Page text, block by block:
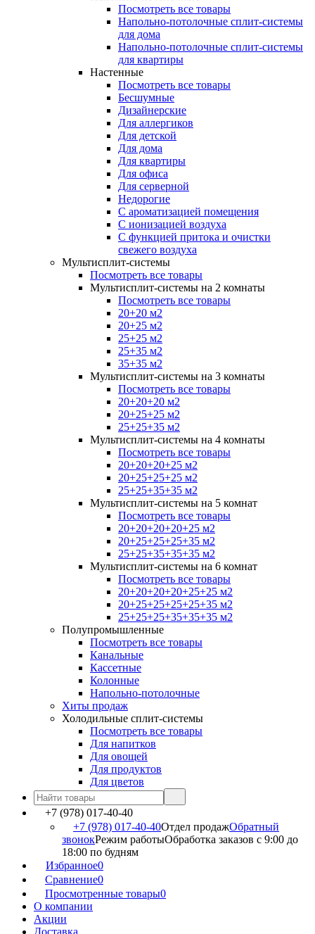
Посмотреть все товары
Напольно-потолочные сплит-системы
для дома
Напольно-потолочные сплит-системы
для квартиры
Настенные
Посмотреть все товары
Бесшумные
Дизайнерские
Для аллергиков
Для детской
Для дома
Для квартиры
Для офиса
Для серверной
Недорогие
С ароматизацией помещения
С ионизацией воздуха
С функцией притока и очистки
свежего воздуха
Мультисплит-системы
Посмотреть все товары
Мультисплит-системы на 2 комнаты
Посмотреть все товары
20+20 м2
20+25 м2
25+25 м2
25+35 м2
35+35 м2
Мультисплит-системы на 3 комнаты
Посмотреть все товары
20+20+20 м2
20+25+25 м2
25+25+35 м2
Мультисплит-системы на 4 комнаты
Посмотреть все товары
20+20+20+25 м2
20+25+25+25 м2
25+25+35+35 м2
Мультисплит-системы на 5 комнат
Посмотреть все товары
20+20+20+20+25 м2
20+25+25+25+35 м2
25+25+35+35+35 м2
Мультисплит-системы на 6 комнат
Посмотреть все товары
20+20+20+20+25+25 м2
20+25+25+25+25+35 м2
25+25+25+35+35+35 м2
Полупромышленные
Посмотреть все товары
Канальные
Кассетные
Колонные
Напольно-потолочные
Хиты продаж
Холодильные сплит-системы
Посмотреть все товары
Для напитков
Для овощей
Для продуктов
Для цветов
+7 (978) 017-40-40
+7 (978) 017-40-40Отдел продажОбратный
звонокРежим работыОбработка заказов с 9:00 до
18:00 по будням
Избранное0
Сравнение0
Просмотренные товары0
О компании
Акции
Доставка